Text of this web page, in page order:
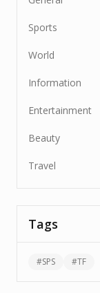
Sports
World
Information
Entertainment
Beauty
Travel
Tags
#SPS #TF